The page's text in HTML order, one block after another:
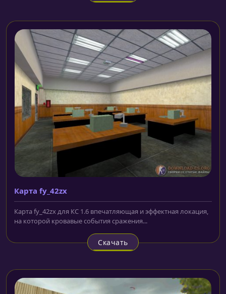
Карта fy_42zx
Карта fy_42zx для КС 1.6 впечатляющая и эффектная локация,
на которой кровавые события сражения...
Скачать